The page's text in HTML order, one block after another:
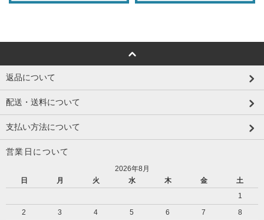
返品について
配送・送料について
支払い方法について
営業日について
2026年8月
日
月 火 水 木 金
土
1
2
3 4 5 6 7
8